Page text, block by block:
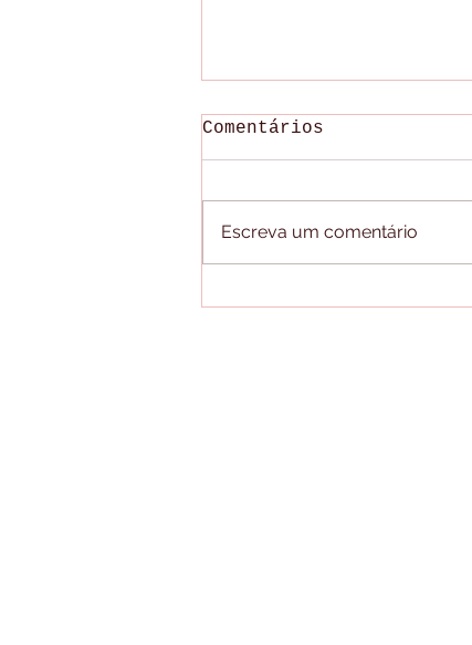
Comentários
Escreva um comentário